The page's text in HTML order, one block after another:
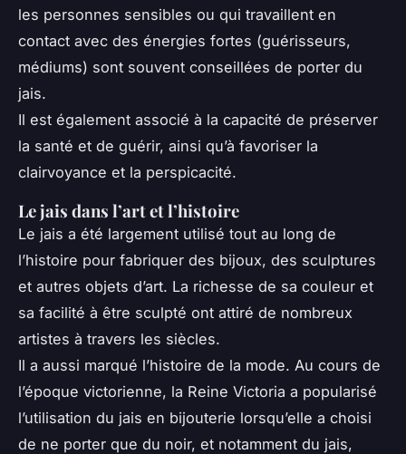
les personnes sensibles ou qui travaillent en
contact avec des énergies fortes (guérisseurs,
médiums) sont souvent conseillées de porter du
jais.
Il est également associé à la capacité de préserver
la santé et de guérir, ainsi qu’à favoriser la
clairvoyance et la perspicacité.
Le jais dans l’art et l’histoire
Le jais a été largement utilisé tout au long de
l’histoire pour fabriquer des bijoux, des sculptures
et autres objets d’art. La richesse de sa couleur et
sa facilité à être sculpté ont attiré de nombreux
artistes à travers les siècles.
Il a aussi marqué l’histoire de la mode. Au cours de
l’époque victorienne, la Reine Victoria a popularisé
l’utilisation du jais en bijouterie lorsqu’elle a choisi
de ne porter que du noir, et notamment du jais,